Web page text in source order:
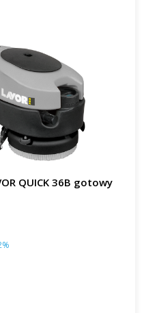
QUICK 36B gotowy